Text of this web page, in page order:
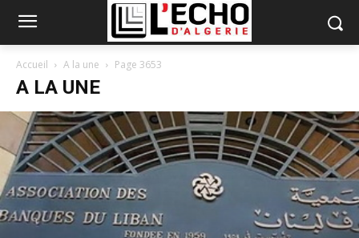
Accueil A la une Page 3653
A LA UNE